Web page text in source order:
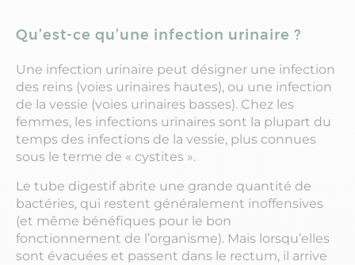
Qu’est-ce qu’une infection urinaire ?
Une infection urinaire peut désigner une infection
des reins (voies urinaires hautes), ou une infection
de la vessie (voies urinaires basses). Chez les
femmes, les infections urinaires sont la plupart du
temps des infections de la vessie, plus connues
sous le terme de « cystites ».
Le tube digestif abrite une grande quantité de
bactéries, qui restent généralement inoffensives
(et même bénéfiques pour le bon
fonctionnement de l’organisme). Mais lorsqu’elles
sont évacuées et passent dans le rectum, il arrive